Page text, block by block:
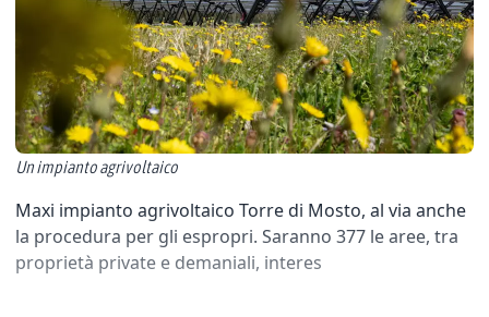
Un impianto agrivoltaico
Maxi impianto agrivoltaico Torre di Mosto, al via anche
la procedura per gli espropri. Saranno 377 le aree, tra
proprietà private e demaniali, interes